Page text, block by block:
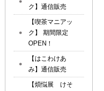
ク】通信販売
【喫茶マニアッ
ク】 期間限定
OPEN！
【はこわけあ
み】通信販売
【煩悩展 けそ